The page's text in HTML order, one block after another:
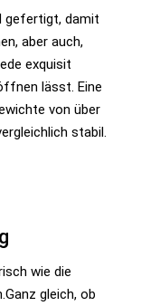
gefertigt, damit
aber auch,
exquisit
lässt. Eine
von über
stabil.
wie die
gleich, ob